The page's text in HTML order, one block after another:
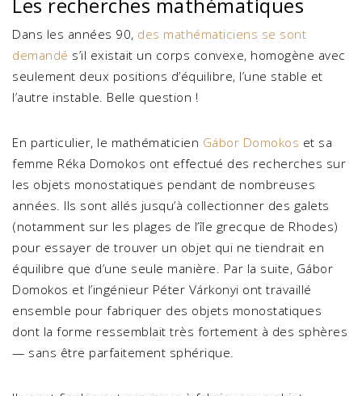
Dans les années 90, des mathématiciens se sont
demandé s’il existait un corps convexe, homogène avec
seulement deux positions d’équilibre, l’une stable et
l’autre instable. Belle question !
En particulier, le mathématicien Gábor Domokos et sa
femme Réka Domokos ont effectué des recherches sur
les objets monostatiques pendant de nombreuses
années. Ils sont allés jusqu’à collectionner des galets
(notamment sur les plages de l’île grecque de Rhodes)
pour essayer de trouver un objet qui ne tiendrait en
équilibre que d’une seule manière. Par la suite, Gábor
Domokos et l’ingénieur Péter Várkonyi ont travaillé
ensemble pour fabriquer des objets monostatiques
dont la forme ressemblait très fortement à des sphères
— sans être parfaitement sphérique.